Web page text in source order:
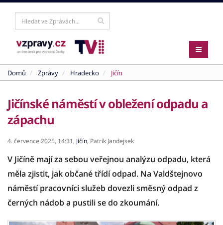
Domů Zprávy Hradecko Jičín
Jičínské náměstí v obležení odpadu a
zápachu
4. července 2025, 14:31, Jičín, Patrik Jandejsek
V Jičíně mají za sebou veřejnou analýzu odpadu, která
měla zjistit, jak občané třídí odpad. Na Valdštejnovo
náměstí pracovníci služeb dovezli směsný odpad z
černých nádob a pustili se do zkoumání.